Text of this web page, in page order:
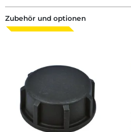
Zubehör und optionen